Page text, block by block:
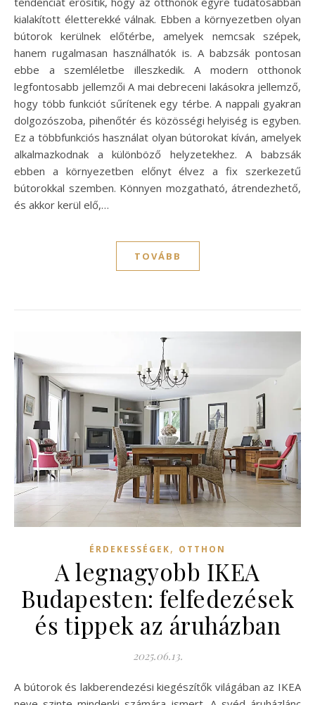
kialakított életterekké válnak. Ebben a környezetben olyan
bútorok kerülnek előtérbe, amelyek nemcsak szépek,
hanem rugalmasan használhatók is. A babzsák pontosan
ebbe a szemléletbe illeszkedik. A modern otthonok
legfontosabb jellemzői A mai debreceni lakásokra jellemző,
hogy több funkciót sűrítenek egy térbe. A nappali gyakran
dolgozószoba, pihenőtér és közösségi helyiség is egyben.
Ez a többfunkciós használat olyan bútorokat kíván, amelyek
alkalmazkodnak a különböző helyzetekhez. A babzsák
ebben a környezetben előnyt élvez a fix szerkezetű
bútorokkal szemben. Könnyen mozgatható, átrendezhető,
és akkor kerül elő,…
TOVÁBB
ÉRDEKESSÉGEK, OTTHON
A legnagyobb IKEA
Budapesten: felfedezések
és tippek az áruházban
2025.06.13.
A bútorok és lakberendezési kiegészítők világában az IKEA